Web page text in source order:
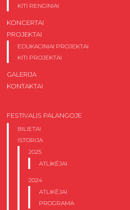
KITI RENGINIAI
KONCERTAI
PROJEKTAI
EDUKACINIAI PROJEKTAI
KITI PROJEKTAI
GALERIJA
KONTAKTAI
FESTIVALIS PALANGOJE
BILIETAI
ISTORIJA
2025
ATLIKĖJAI
2024
ATLIKĖJAI
PROGRAMA